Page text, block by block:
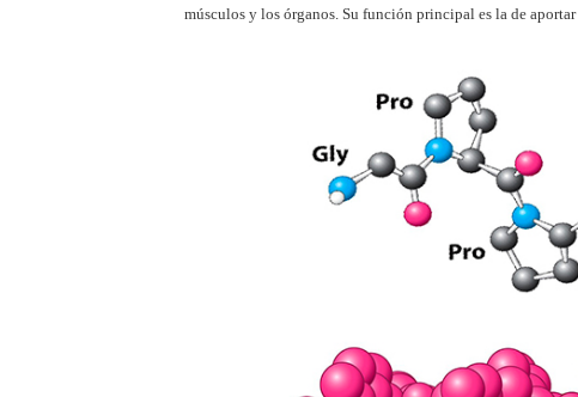
músculos y los órganos. Su función principal es la de aportar